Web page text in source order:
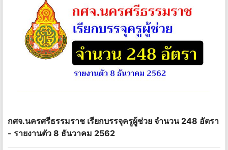
กศจ.นครศรีธรรมราช เรียกบรรจุครูผู้ช่วย จำนวน 248 อัตรา
- รายงานตัว 8 ธันวาคม 2562